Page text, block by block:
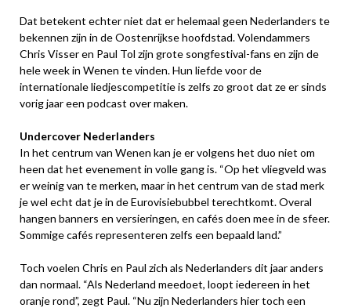
Dat betekent echter niet dat er helemaal geen Nederlanders te
bekennen zijn in de Oostenrijkse hoofdstad. Volendammers
Chris Visser en Paul Tol zijn grote songfestival-fans en zijn de
hele week in Wenen te vinden. Hun liefde voor de
internationale liedjescompetitie is zelfs zo groot dat ze er sinds
vorig jaar een podcast over maken.
Undercover Nederlanders
In het centrum van Wenen kan je er volgens het duo niet om
heen dat het evenement in volle gang is. “Op het vliegveld was
er weinig van te merken, maar in het centrum van de stad merk
je wel echt dat je in de Eurovisiebubbel terechtkomt. Overal
hangen banners en versieringen, en cafés doen mee in de sfeer.
Sommige cafés representeren zelfs een bepaald land.”
Toch voelen Chris en Paul zich als Nederlanders dit jaar anders
dan normaal. “Als Nederland meedoet, loopt iedereen in het
oranje rond”, zegt Paul. “Nu zijn Nederlanders hier toch een